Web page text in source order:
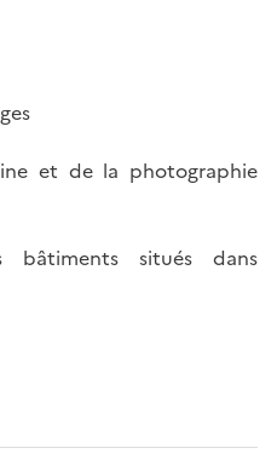
et de la photographie
bâtiments situés dans